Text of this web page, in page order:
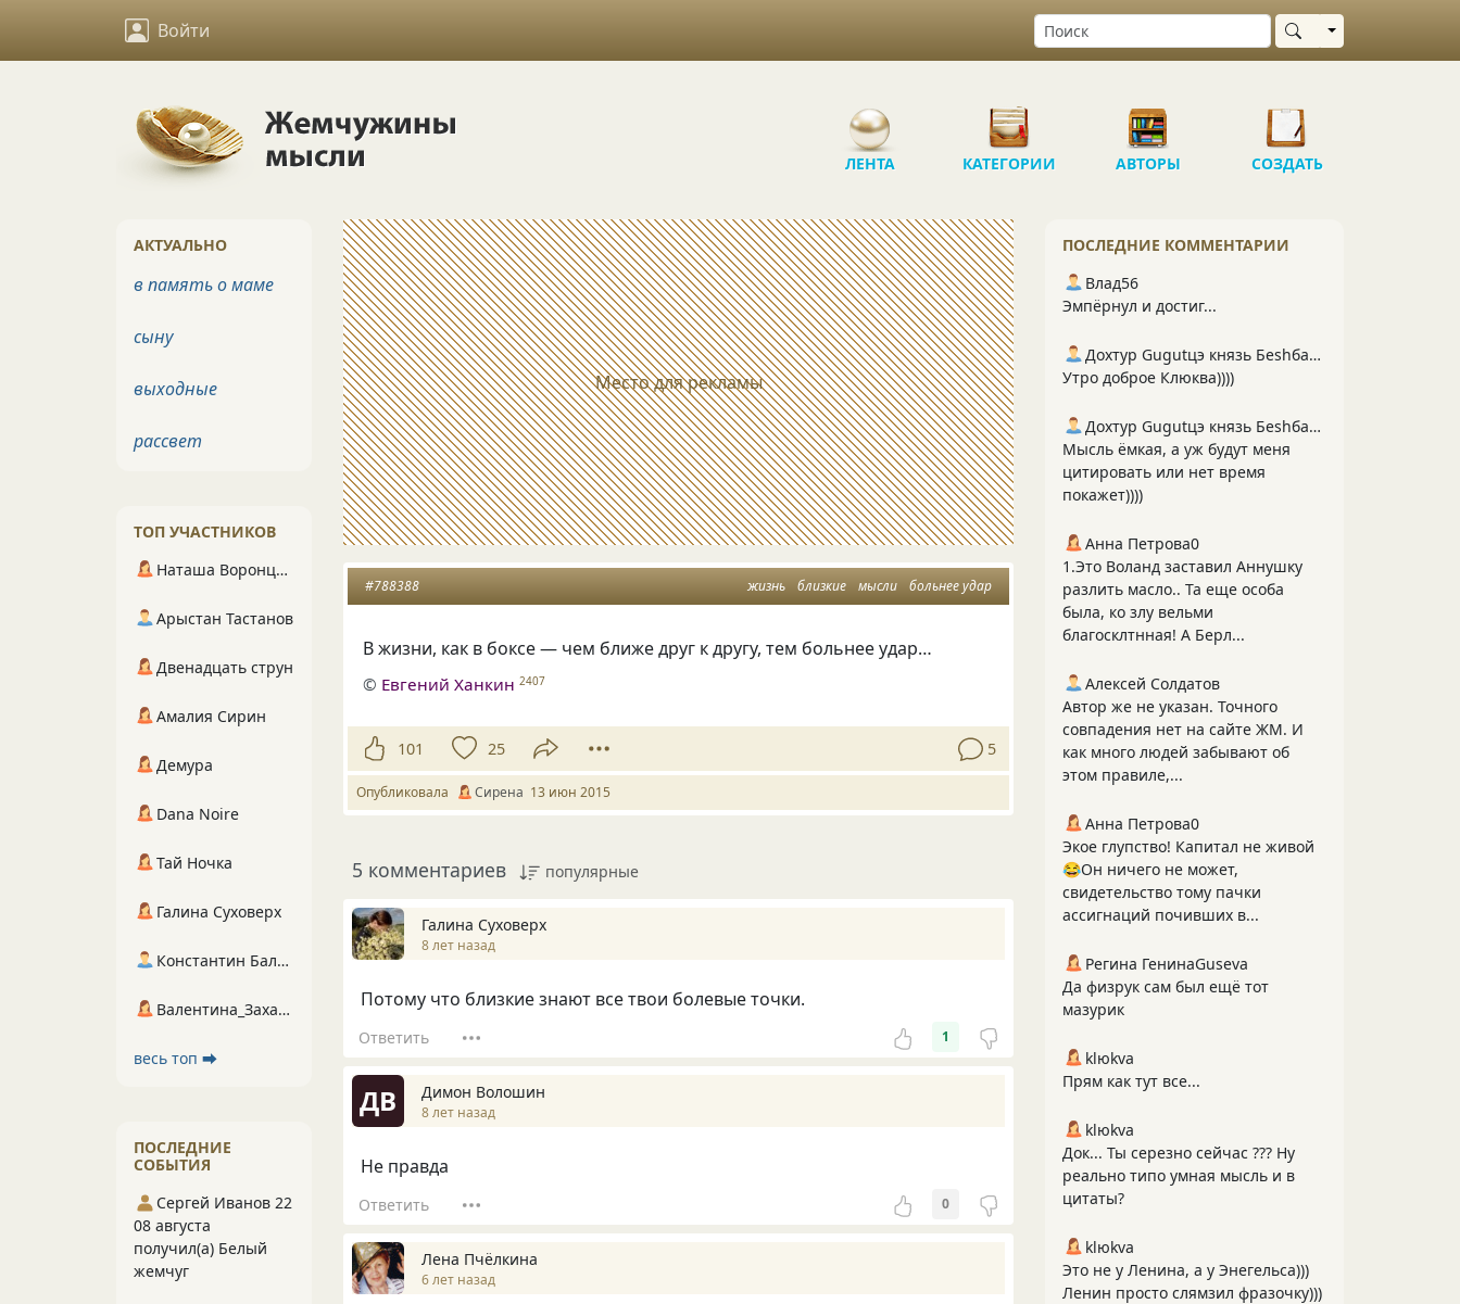
Войти Выбрать область
ЛЕНТА КАТЕГОРИИ АВТОРЫ СОЗДАТЬ
Место для рекламы
жизнь близкие мысли больнее удар
#788388
В жизни, как в боксе — чем ближе друг к другу, тем больнее удар…
© Евгений Ханкин 2407
101 25 5
Опубликовала Сирена 13 июн 2015
5 комментариев популярные
Галина Суховерх
8 лет назад
Потому что близкие знают все твои болевые точки.
Ответить 1
ДВ Димон Волошин
8 лет назад
Не правда
Ответить 0
Лена Пчёлкина
6 лет назад
ПОСЛЕДНИЕ КОММЕНТАРИИ
Влад56
Эмпёрнул и достиг...
Дохтур Gugutцэ князь Беshбармакоff
Утро доброе Клюква))))
Дохтур Gugutцэ князь Беshбармакоff
Мысль ёмкая, а уж будут меня
цитировать или нет время
покажет))))
Анна Петрова0
1.Это Воланд заставил Аннушку
разлить масло.. Та еще особа
была, ко злу вельми
благосклтнная! А Берл...
Алексей Солдатов
Автор же не указан. Точного
совпадения нет на сайте ЖМ. И
как много людей забывают об
этом правиле,...
Анна Петрова0
Экое глупство! Капитал не живой
😂Он ничего не может,
свидетельство тому пачки
ассигнаций почивших в...
Регина ГенинаGuseva
Да физрук сам был ещё тот
мазурик
klюkva
Прям как тут все...
klюkva
Док... Ты серезно сейчас ??? Ну
реально типо умная мысль и в
цитаты?
klюkva
Это не у Ленина, а у Энегельса)))
Ленин просто слямзил фразочку)))
АКТУАЛЬНО
в память о маме
сыну
выходные
рассвет
ТОП УЧАСТНИКОВ
Наташа Воронцова
Арыстан Тастанов
Двенадцать струн
Амалия Сирин
Демура
Dana Noire
Тай Ночка
Галина Суховерх
Константин Балухта
Валентина_Захарова
весь топ ⮕
ПОСЛЕДНИЕ
СОБЫТИЯ
Сергей Иванов 22
08 августа
получил(а) Белый
жемчуг